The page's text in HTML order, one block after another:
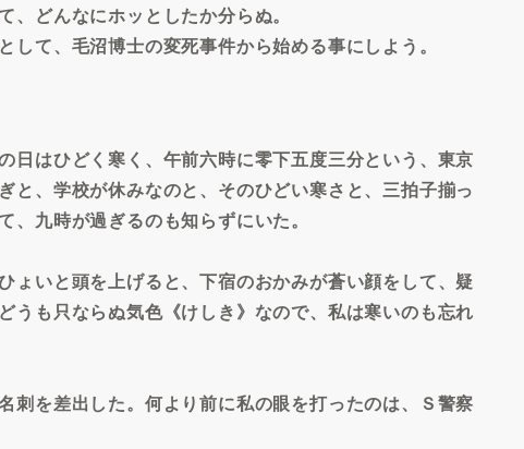
どんなにホッとしたか分らぬ。
て、毛沼博士の変死事件から始める事にしよう。
はひどく寒く、午前六時に零下五度三分という、東京
と、学校が休みなのと、そのひどい寒さと、三拍子揃っ
九時が過ぎるのも知らずにいた。
いと頭を上げると、下宿のおかみが蒼い顔をして、疑
うも只ならぬ気色《けしき》なので、私は寒いのも忘れ
を差出した。何より前に私の眼を打ったのは、Ｓ警察